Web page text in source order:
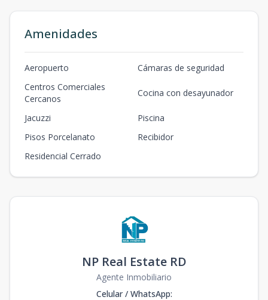
Amenidades
Aeropuerto
Cámaras de seguridad
Centros Comerciales
Cercanos
Cocina con desayunador
Jacuzzi
Piscina
Pisos Porcelanato
Recibidor
Residencial Cerrado
NP Real Estate RD
Agente Inmobiliario
Celular / WhatsApp: